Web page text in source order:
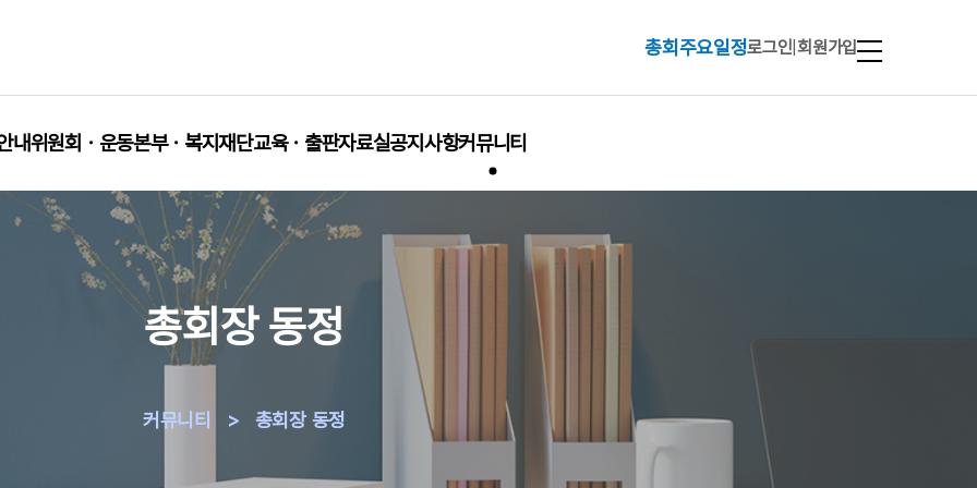
총회주요일정로그인 |회원가입
내위원회ㆍ운동본부ㆍ복지재단교육ㆍ출판자료실공지사항커뮤니티
총회장 동정
커뮤니티 > 총회장 동정